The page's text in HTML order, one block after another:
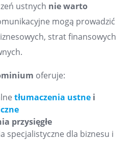
ustnych nie warto
mogą prowadzić
strat finansowych
oferuje:
tłumaczenia ustne i
przysięgłe
specjalistyczne dla biznesu i